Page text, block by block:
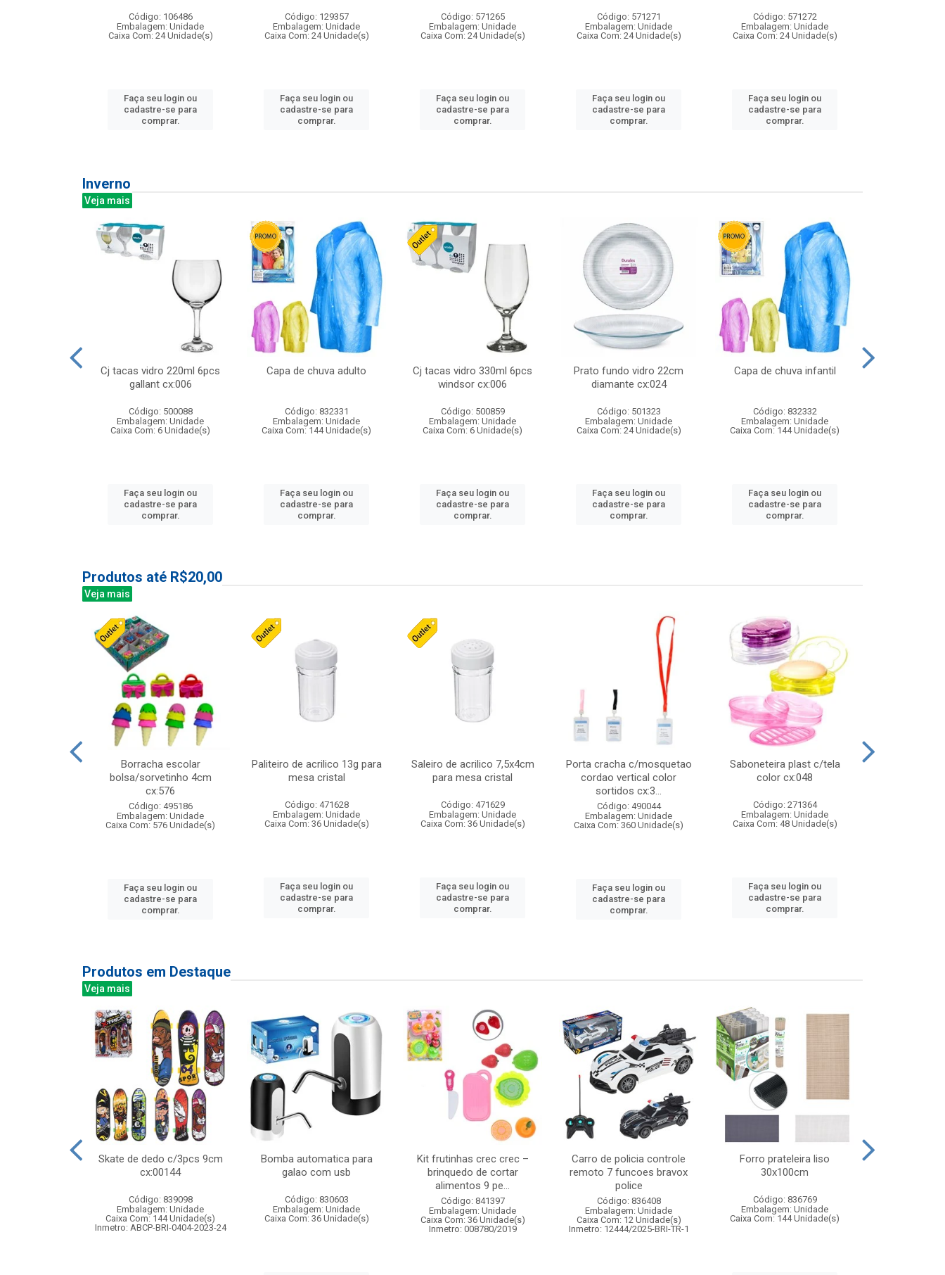
Código: 106486
Embalagem: Unidade
Caixa Com: 24 Unidade(s)
Faça seu login ou
cadastre-se para
comprar.
Código: 129357
Embalagem: Unidade
Caixa Com: 24 Unidade(s)
Faça seu login ou
cadastre-se para
comprar.
Código: 571265
Embalagem: Unidade
Caixa Com: 24 Unidade(s)
Faça seu login ou
cadastre-se para
comprar.
Código: 571271
Embalagem: Unidade
Caixa Com: 24 Unidade(s)
Faça seu login ou
cadastre-se para
comprar.
Código: 571272
Embalagem: Unidade
Caixa Com: 24 Unidade(s)
Faça seu login ou
cadastre-se para
comprar.
Inverno
Veja mais
Cj tacas vidro 220ml 6pcs
gallant cx:006
Código: 500088
Embalagem: Unidade
Caixa Com: 6 Unidade(s)
Faça seu login ou
cadastre-se para
comprar.
Capa de chuva adulto
Código: 832331
Embalagem: Unidade
Caixa Com: 144 Unidade(s)
Faça seu login ou
cadastre-se para
comprar.
Cj tacas vidro 330ml 6pcs
windsor cx:006
Código: 500859
Embalagem: Unidade
Caixa Com: 6 Unidade(s)
Faça seu login ou
cadastre-se para
comprar.
Prato fundo vidro 22cm
diamante cx:024
Código: 501323
Embalagem: Unidade
Caixa Com: 24 Unidade(s)
Faça seu login ou
cadastre-se para
comprar.
Capa de chuva infantil
Código: 832332
Embalagem: Unidade
Caixa Com: 144 Unidade(s)
Faça seu login ou
cadastre-se para
comprar.
Produtos até R$20,00
Veja mais
Borracha escolar
bolsa/sorvetinho 4cm
cx:576
Código: 495186
Embalagem: Unidade
Caixa Com: 576 Unidade(s)
Faça seu login ou
cadastre-se para
comprar.
Paliteiro de acrilico 13g para
mesa cristal
Código: 471628
Embalagem: Unidade
Caixa Com: 36 Unidade(s)
Faça seu login ou
cadastre-se para
comprar.
Saleiro de acrilico 7,5x4cm
para mesa cristal
Código: 471629
Embalagem: Unidade
Caixa Com: 36 Unidade(s)
Faça seu login ou
cadastre-se para
comprar.
Porta cracha c/mosquetao
cordao vertical color
sortidos cx:3...
Código: 490044
Embalagem: Unidade
Caixa Com: 360 Unidade(s)
Faça seu login ou
cadastre-se para
comprar.
Saboneteira plast c/tela
color cx:048
Código: 271364
Embalagem: Unidade
Caixa Com: 48 Unidade(s)
Faça seu login ou
cadastre-se para
comprar.
Produtos em Destaque
Veja mais
Skate de dedo c/3pcs 9cm
cx:00144
Código: 839098
Embalagem: Unidade
Caixa Com: 144 Unidade(s)
Inmetro: ABCP-BRI-0404-2023-24
Bomba automatica para
galao com usb
Código: 830603
Embalagem: Unidade
Caixa Com: 36 Unidade(s)
Kit frutinhas crec crec –
brinquedo de cortar
alimentos 9 pe...
Código: 841397
Embalagem: Unidade
Caixa Com: 36 Unidade(s)
Inmetro: 008780/2019
Carro de policia controle
remoto 7 funcoes bravox
police
Código: 836408
Embalagem: Unidade
Caixa Com: 12 Unidade(s)
Inmetro: 12444/2025-BRI-TR-1
Forro prateleira liso
30x100cm
Código: 836769
Embalagem: Unidade
Caixa Com: 144 Unidade(s)